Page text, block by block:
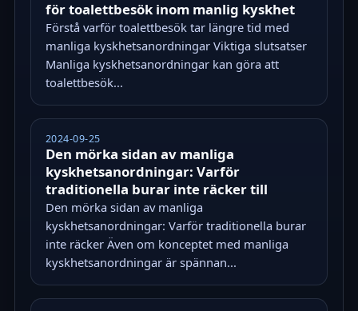
för toalettbesök inom manlig kyskhet
Förstå varför toalettbesök tar längre tid med
manliga kyskhetsanordningar Viktiga slutsatser
Manliga kyskhetsanordningar kan göra att
toalettbesök...
2024-09-25
Den mörka sidan av manliga
kyskhetsanordningar: Varför
traditionella burar inte räcker till
Den mörka sidan av manliga
kyskhetsanordningar: Varför traditionella burar
inte räcker Även om konceptet med manliga
kyskhetsanordningar är spännan...